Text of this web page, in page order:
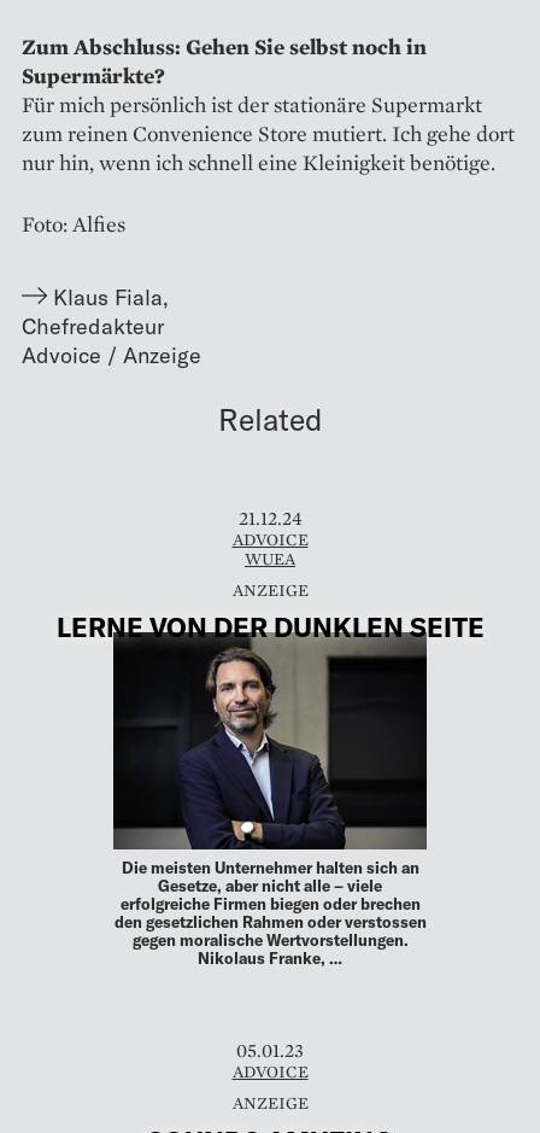
Zum Abschluss: Gehen Sie selbst noch in
Supermärkte?
Für mich persönlich ist der stationäre Supermarkt
zum reinen Convenience Store mutiert. Ich gehe dort
nur hin, wenn ich schnell eine Kleinigkeit benötige.
Foto: Alfies
Klaus Fiala,
Chefredakteur
Related
21.12.24
ADVOICE
WUEA
LERNE VON DER DUNKLEN SEITE
Die meisten Unternehmer halten sich an
Gesetze, aber nicht alle – viele
erfolgreiche Firmen biegen oder brechen
den gesetzlichen Rahmen oder verstossen
gegen moralische Wertvorstellungen.
Nikolaus Franke, …
05.01.23
ADVOICE